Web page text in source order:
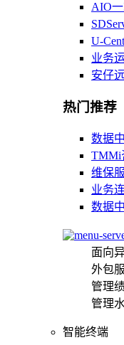
AIO
U-
业务
安仔
热门推荐
数据
TMMi
维保
业务
数据
面向
外包
管理
管理
智能终端